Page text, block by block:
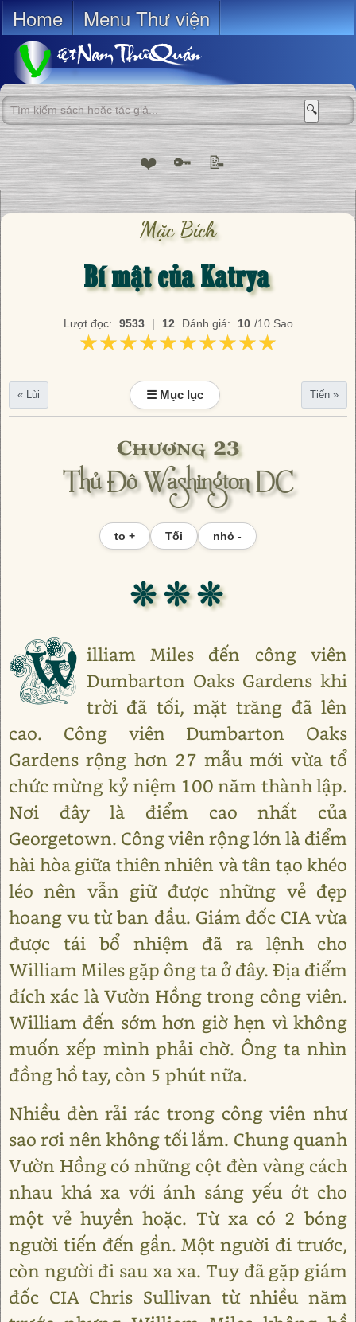
Home Menu Thư viện
🔍
❤️ 🔑 📝
Mặc Bích
Bí mật của Katrya
Lượt đọc: 9533 | 12 Đánh giá: 10 /10 Sao
★★★★★★★★★★
★★★★★★★★★★
« Lùi ☰ Mục lục Tiến »
Chương 23
Thủ Đô Washington DC
to + Tối nhỏ -
❊ ❊ ❊
W illiam Miles đến công viên
Dumbarton Oaks Gardens khi
trời đã tối, mặt trăng đã lên
cao. Công viên Dumbarton Oaks
Gardens rộng hơn 27 mẫu mới vừa tổ
chức mừng kỷ niệm 100 năm thành lập.
Nơi đây là điểm cao nhất của
Georgetown. Công viên rộng lớn là điểm
hài hòa giữa thiên nhiên và tân tạo khéo
léo nên vẫn giữ được những vẻ đẹp
hoang vu từ ban đầu. Giám đốc CIA vừa
được tái bổ nhiệm đã ra lệnh cho
William Miles gặp ông ta ở đây. Địa điểm
đích xác là Vườn Hồng trong công viên.
William đến sớm hơn giờ hẹn vì không
muốn xếp mình phải chờ. Ông ta nhìn
đồng hồ tay, còn 5 phút nữa.
Nhiều đèn rải rác trong công viên như
sao rơi nên không tối lắm. Chung quanh
Vườn Hồng có những cột đèn vàng cách
nhau khá xa với ánh sáng yếu ớt cho
một vẻ huyền hoặc. Từ xa có 2 bóng
người tiến đến gần. Một người đi trước,
còn người đi sau xa xa. Tuy đã gặp giám
đốc CIA Chris Sullivan từ nhiều năm